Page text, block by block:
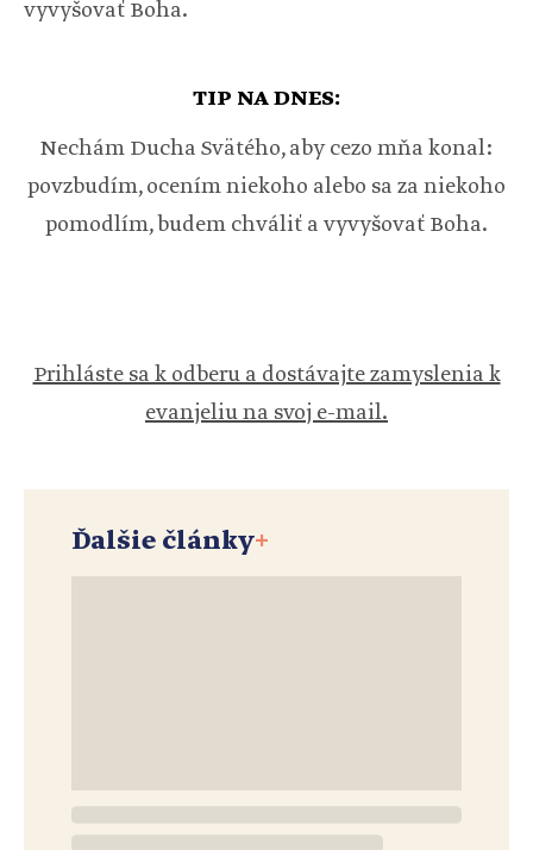
vyvyšovať Boha.
TIP NA DNES:
Nechám Ducha Svätého, aby cezo mňa konal:
povzbudím, ocením niekoho alebo sa za niekoho
pomodlím, budem chváliť a vyvyšovať Boha.
Prihláste sa k odberu a dostávajte zamyslenia k
evanjeliu na svoj e-mail.
Ďalšie články+